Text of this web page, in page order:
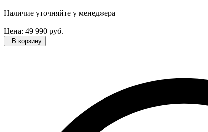
Наличие уточняйте у менеджера
Цена: 49 990 руб.
В корзину